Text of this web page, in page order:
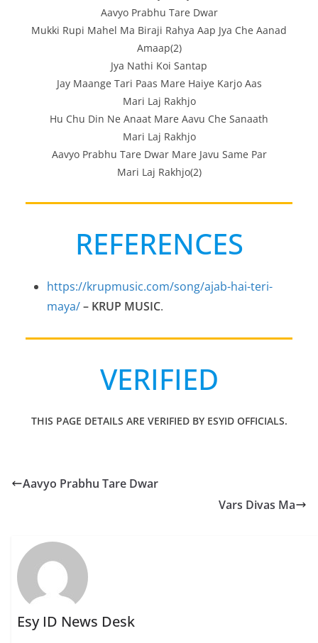
Aavyo Prabhu Tare Dwar
Mukki Rupi Mahel Ma Biraji Rahya Aap Jya Che Aanad
Amaap(2)
Jya Nathi Koi Santap
Jay Maange Tari Paas Mare Haiye Karjo Aas
Mari Laj Rakhjo
Hu Chu Din Ne Anaat Mare Aavu Che Sanaath
Mari Laj Rakhjo
Aavyo Prabhu Tare Dwar Mare Javu Same Par
Mari Laj Rakhjo(2)
REFERENCES
https://krupmusic.com/song/ajab-hai-teri-
maya/– KRUP MUSIC.
VERIFIED
THIS PAGE DETAILS ARE VERIFIED BY ESYID OFFICIALS.
Aavyo Prabhu Tare Dwar
Vars Divas Ma
Esy ID News Desk